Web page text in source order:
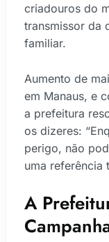
criadouros do
transmissor da
familiar.
Aumento de
em Manaus, e
a prefeitura
os dizeres:
perigo, não
uma referência
A